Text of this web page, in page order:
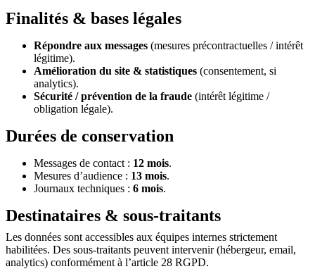
Finalités & bases légales
Répondre aux messages (mesures précontractuelles / intérêt
légitime).
Amélioration du site & statistiques (consentement, si
analytics).
Sécurité / prévention de la fraude (intérêt légitime /
obligation légale).
Durées de conservation
Messages de contact : 12 mois.
Mesures d’audience : 13 mois.
Journaux techniques : 6 mois.
Destinataires & sous-traitants
Les données sont accessibles aux équipes internes strictement
habilitées. Des sous-traitants peuvent intervenir (hébergeur, email,
analytics) conformément à l’article 28 RGPD.